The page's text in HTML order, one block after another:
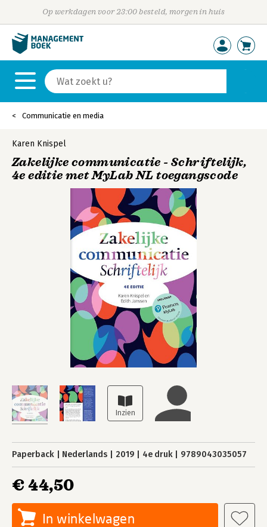
Op werkdagen voor 23:00 besteld, morgen in huis
Communicatie en media
Karen Knispel
Zakelijke communicatie - Schriftelijk,
4e editie met MyLab NL toegangscode
Paperback Nederlands 2019 4e druk 9789043035057
€ 44,50
In winkelwagen